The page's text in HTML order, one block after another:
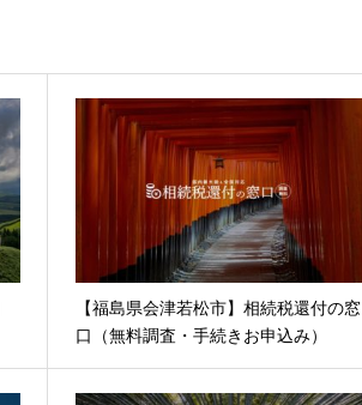
【福島県会津若松市】相続税還付の窓
口（無料調査・手続きお申込み）